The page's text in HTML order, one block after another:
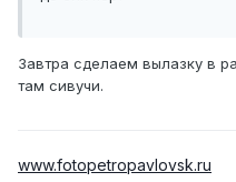
Завтра сделаем вылазку в
там сивучи.
www.fotopetropavlovsk.ru